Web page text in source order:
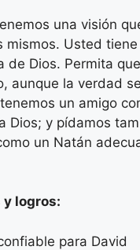
una visión
mismos. Usted tiene
de Dios. Permita
aunque la verdad
un amigo
Dios; y pídamos
un Natán
logros:
para David